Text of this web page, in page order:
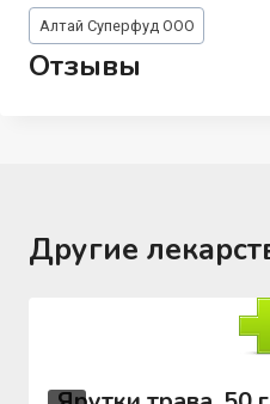
Метки
записи:
Алтай Суперфуд ООО
Отзывы
Другие